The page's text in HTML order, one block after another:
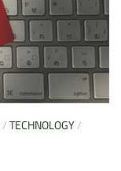
/ TECHNOLOGY/